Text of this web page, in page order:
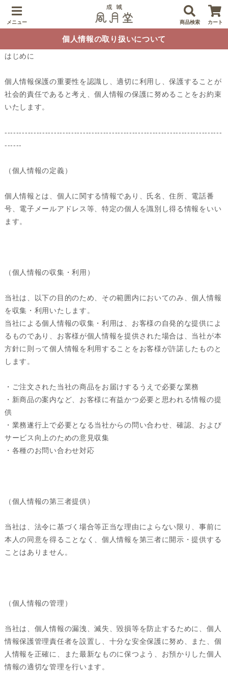
メニュー 商品検索 カート
個人情報の取り扱いについて
はじめに
個人情報保護の重要性を認識し、適切に利用し、保護することが
社会的責任であると考え、個人情報の保護に努めることをお約束
いたします。
---------------------------------------------------------------------------
------
（個人情報の定義）
個人情報とは、個人に関する情報であり、氏名、住所、電話番
号、電子メールアドレス等、特定の個人を識別し得る情報をいい
ます。
（個人情報の収集・利用）
当社は、以下の目的のため、その範囲内においてのみ、個人情報
を収集・利用いたします。
当社による個人情報の収集・利用は、お客様の自発的な提供によ
るものであり、お客様が個人情報を提供された場合は、当社が本
方針に則って個人情報を利用することをお客様が許諾したものと
します。
・ご注文された当社の商品をお届けするうえで必要な業務
・新商品の案内など、お客様に有益かつ必要と思われる情報の提
供
・業務遂行上で必要となる当社からの問い合わせ、確認、および
サービス向上のための意見収集
・各種のお問い合わせ対応
（個人情報の第三者提供）
当社は、法令に基づく場合等正当な理由によらない限り、事前に
本人の同意を得ることなく、個人情報を第三者に開示・提供する
ことはありません。
（個人情報の管理）
当社は、個人情報の漏洩、滅失、毀損等を防止するために、個人
情報保護管理責任者を設置し、十分な安全保護に努め、また、個
人情報を正確に、また最新なものに保つよう、お預かりした個人
情報の適切な管理を行います。